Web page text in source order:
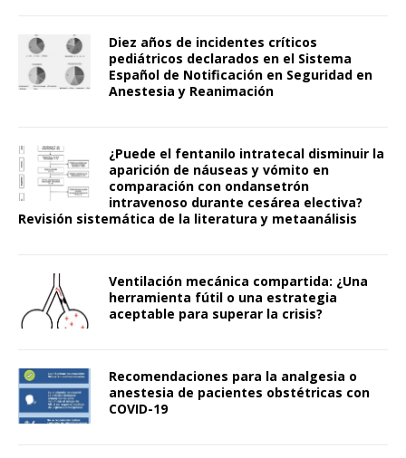
Diez años de incidentes críticos
pediátricos declarados en el Sistema
Español de Notificación en Seguridad en
Anestesia y Reanimación
¿Puede el fentanilo intratecal disminuir la
aparición de náuseas y vómito en
comparación con ondansetrón
intravenoso durante cesárea electiva?
Revisión sistemática de la literatura y metaanálisis
Ventilación mecánica compartida: ¿Una
herramienta fútil o una estrategia
aceptable para superar la crisis?
Recomendaciones para la analgesia o
anestesia de pacientes obstétricas con
COVID-19